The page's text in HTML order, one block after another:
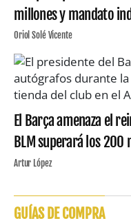
millones y mandato
Oriol Solé Vicente
El Barça amenaza el
BLM superará los
Artur López
GUÍAS DE COMPRA